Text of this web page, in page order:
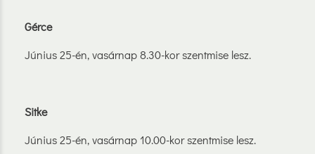
Gérce
Június 25-én, vasárnap 8.30-kor szentmise lesz.
Sitke
Június 25-én, vasárnap 10.00-kor szentmise lesz.